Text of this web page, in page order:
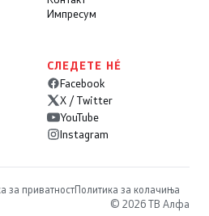
Импресум
СЛЕДЕТЕ НÉ
Facebook
X / Twitter
YouTube
Instagram
за приватностПолитика за колачиња
© 2026 ТВ Алфа